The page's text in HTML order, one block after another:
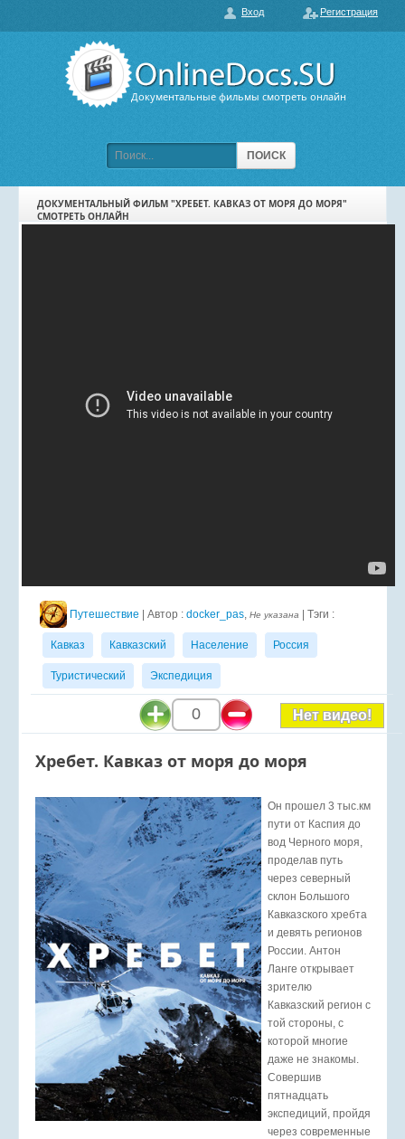
Документальные фильмы смотреть онлайн
ПОИСК
О нас
Вход Регистрация
ПОПУЛЯРНЫЕ
ПОДБОРКИ ФИЛЬМОВ
ДОКУМЕНТАЛЬНЫЙ ФИЛЬМ "ХРЕБЕТ. КАВКАЗ ОТ МОРЯ ДО МОРЯ"
СМОТРЕТЬ ОНЛАЙН
Путешествие | Автор : docker_pas, Не указана | Тэги :
Кавказ Кавказский Население Россия
Туристический Экспедиция
0 Нет видео!
Хребет. Кавказ от моря до моря
Он прошел 3 тыс.км
пути от Каспия до
вод Черного моря,
проделав путь
через северный
склон Большого
Кавказского хребта
и девять регионов
России. Антон
Ланге открывает
зрителю
Кавказский регион с
той стороны, с
которой многие
даже не знакомы.
Совершив
пятнадцать
экспедиций, пройдя
через современные